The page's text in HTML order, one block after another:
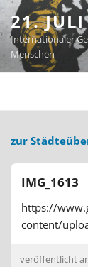
Zum
Inhalt
springen
21. JULI
Internationaler
Menschen
zur
IMG_1613
https://
content/
veröffentlicht